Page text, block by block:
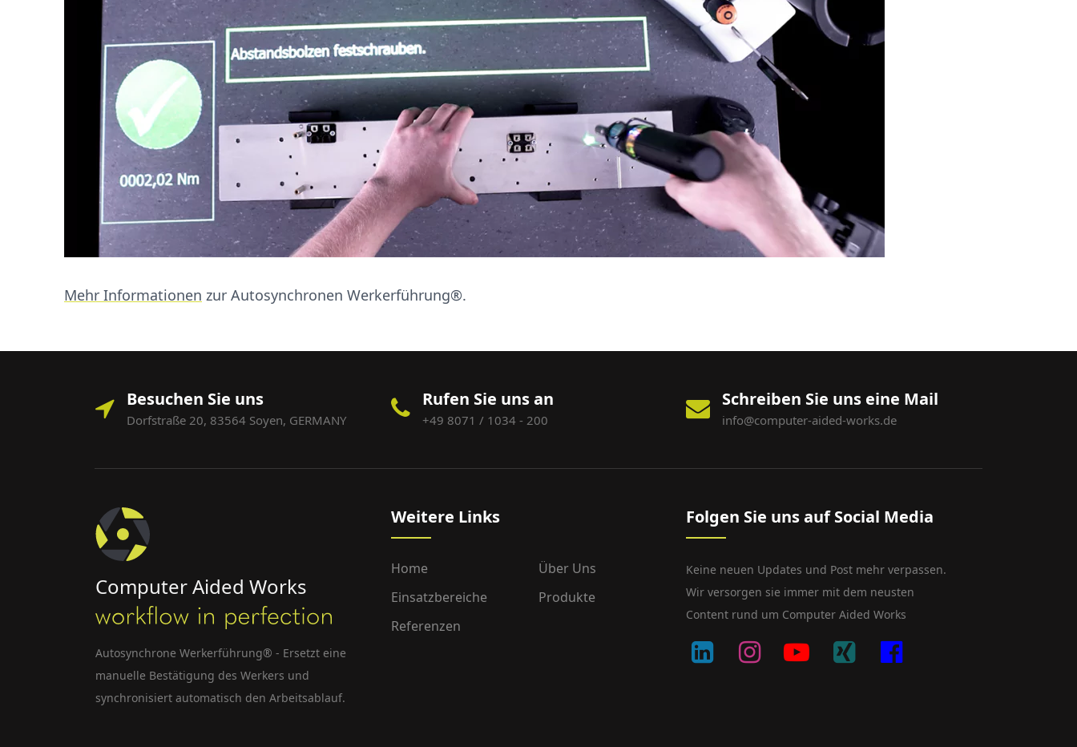
Mehr Informationen zur Autosynchronen Werkerführung®.
Besuchen Sie uns
Dorfstraße 20, 83564 Soyen, GERMANY
Rufen Sie uns an
+49 8071 / 1034 - 200
Schreiben Sie uns eine Mail
info@computer-aided-works.de
Computer Aided Works
Autosynchrone Werkerführung® - Ersetzt eine
manuelle Bestätigung des Werkers und
synchronisiert automatisch den Arbeitsablauf.
Weitere Links
Home
Über Uns
Einsatzbereiche
Produkte
Referenzen
Folgen Sie uns auf Social Media
Keine neuen Updates und Post mehr verpassen.
Wir versorgen sie immer mit dem neusten
Content rund um Computer Aided Works